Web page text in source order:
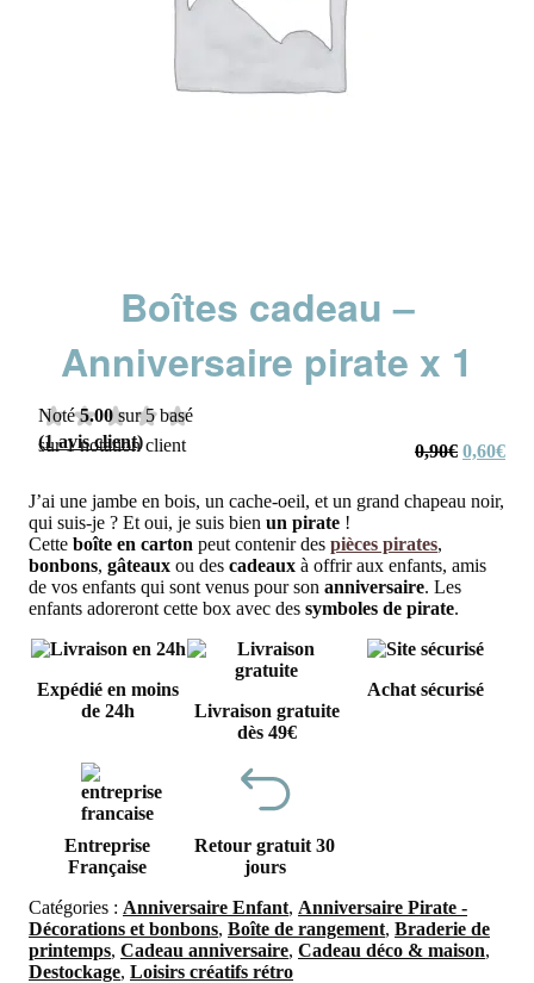
Boîtes cadeau –
Anniversaire pirate x 1
Noté5.00 sur 5 basé
sur1notation client
(1avis client) 0,90€ Le
initial
était :
0,60€Le
J’ai une jambe en bois, un cache-oeil, et un grand chapeau noir,
qui suis-je ? Et oui, je suis bien un pirate !
Cette boîte en carton peut contenir des pièces pirates,
bonbons, gâteaux ou des cadeaux à offrir aux enfants, amis
de vos enfants qui sont venus pour son anniversaire. Les
enfants adoreront cette box avec des symboles de pirate.
Expédié en moins
de 24h
Livraison gratuite
dès 49€
Achat sécurisé
Entreprise
Française
Retour gratuit 30
jours
Catégories : Anniversaire Enfant, Anniversaire Pirate -
Décorations et bonbons, Boîte de rangement, Braderie de
printemps, Cadeau anniversaire, Cadeau déco & maison,
Destockage, Loisirs créatifs rétro